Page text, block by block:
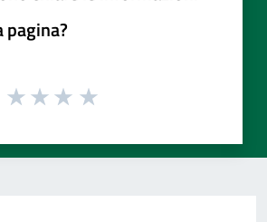
pagina?